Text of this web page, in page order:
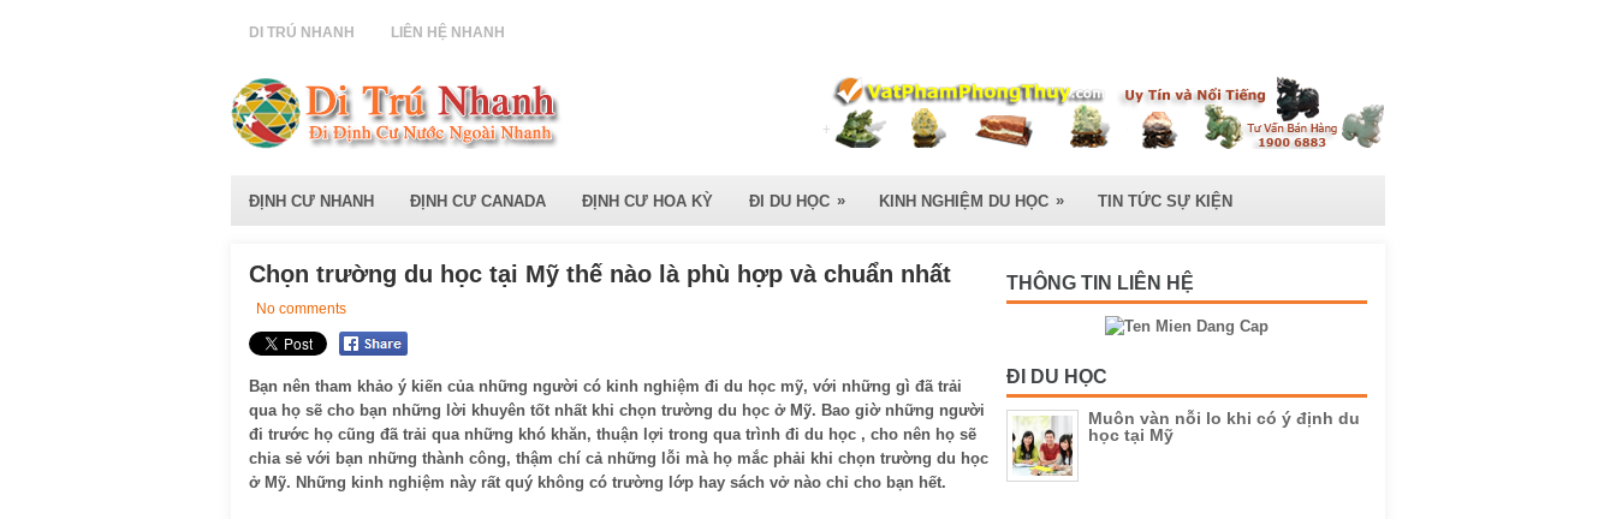
DI TRÚ NHANH LIÊN HỆ NHANH
ĐỊNH CƯ NHANH ĐỊNH CƯ CANADA ĐỊNH CƯ HOA KỲ ĐI DU HỌC » KINH NGHIỆM DU HỌC » TIN TỨC SỰ KIỆN
Chọn trường du học tại Mỹ thế nào là phù hợp và chuẩn nhất
No comments
Bạn nên tham khảo ý kiến của những người có kinh nghiệm đi du học mỹ, với những gì đã trải
qua họ sẽ cho bạn những lời khuyên tốt nhất khi chọn trường du học ở Mỹ. Bao giờ những người
đi trước họ cũng đã trải qua những khó khăn, thuận lợi trong qua trình đi du học , cho nên họ sẽ
chia sẻ với bạn những thành công, thậm chí cả những lỗi mà họ mắc phải khi chọn trường du học
ở Mỹ. Những kinh nghiệm này rất quý không có trường lớp hay sách vở nào chỉ cho bạn hết.
THÔNG TIN LIÊN HỆ
ĐI DU HỌC
Muôn vàn nỗi lo khi có ý định du
học tại Mỹ